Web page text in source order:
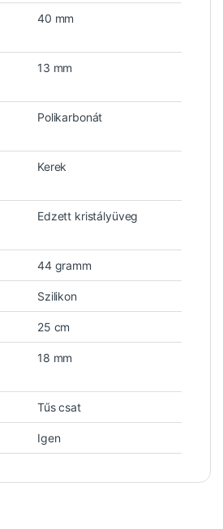
40 mm
13 mm
Polikarbonát
Kerek
Edzett kristályüveg
44 gramm
Szilikon
25 cm
18 mm
Tűs csat
Igen